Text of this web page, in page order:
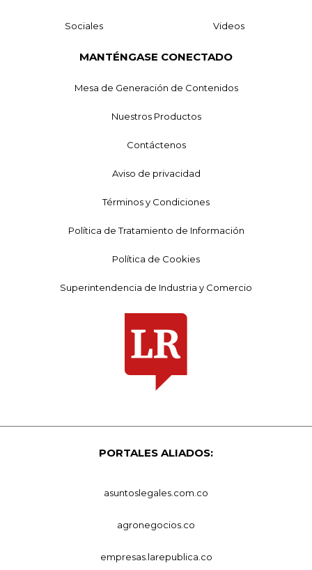
Sociales Videos
MANTÉNGASE CONECTADO
Mesa de Generación de Contenidos
Nuestros Productos
Contáctenos
Aviso de privacidad
Términos y Condiciones
Política de Tratamiento de Información
Política de Cookies
Superintendencia de Industria y Comercio
PORTALES ALIADOS:
asuntoslegales.com.co
agronegocios.co
empresas.larepublica.co